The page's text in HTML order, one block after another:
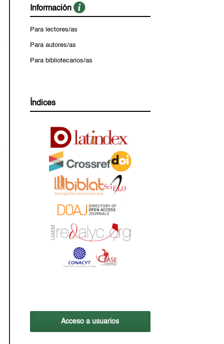
Información
Para lectores/as
Para autores/as
Para bibliotecarios/as
Índices
Acceso a usuarios